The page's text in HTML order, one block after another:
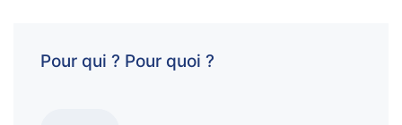
Pour qui ? Pour quoi ?